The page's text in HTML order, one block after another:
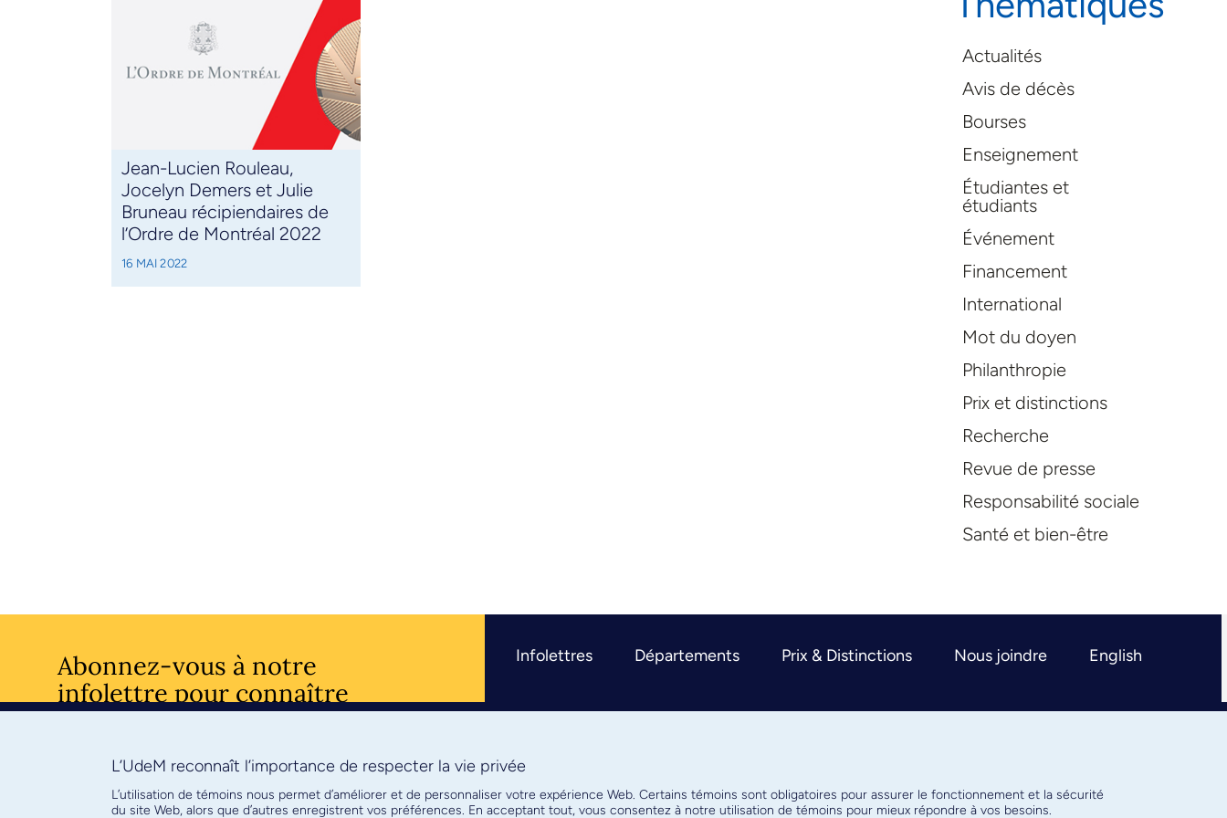
Jean-Lucien Rouleau,
Jocelyn Demers et Julie
Bruneau récipiendaires de
l’Ordre de Montréal 2022
16 MAI 2022
Actualités
Avis de décès
Bourses
Enseignement
Étudiantes et
étudiants
Événement
Financement
International
Mot du doyen
Philanthropie
Prix et distinctions
Recherche
Revue de presse
Responsabilité sociale
Santé et bien-être
Abonnez-vous à notre
infolettre pour connaître
l’actualité facultaire
S'ABONNER
Infolettres Départements Prix & Distinctions Nous joindre English
L’UdeM reconnaît l’importance de respecter la vie privée
L’utilisation de témoins nous permet d’améliorer et de personnaliser votre expérience Web. Certains témoins sont obligatoires pour assurer le fonctionnement et la sécurité
du site Web, alors que d’autres enregistrent vos préférences. En acceptant tout, vous consentez à notre utilisation de témoins pour mieux répondre à vos besoins.